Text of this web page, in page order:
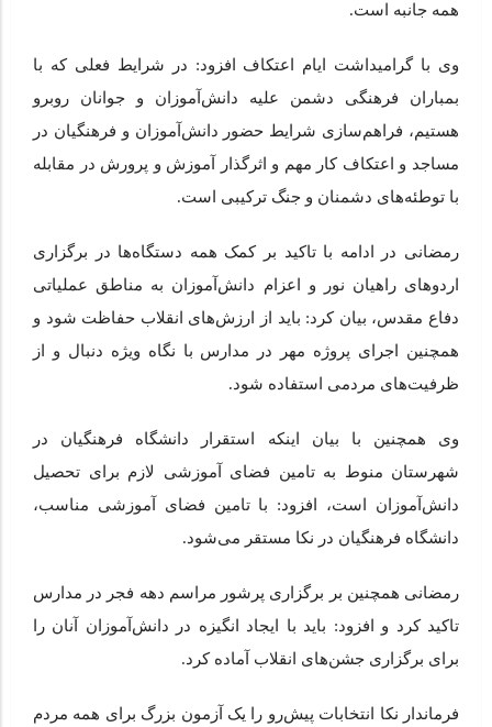
شهید امت
همه جانبه است.
وی با گرامیداشت ایام اعتکاف افزود: در شرایط فعلی که با
بمباران فرهنگی دشمن علیه دانش‌آموزان و جوانان روبرو
هستیم، فراهم‌سازی شرایط حضور دانش‌آموزان و فرهنگیان در
مساجد و اعتکاف کار مهم و اثرگذار آموزش و پرورش در مقابله
با توطئه‌های دشمنان و جنگ ترکیبی است.
رمضانی در ادامه با تاکید بر کمک همه دستگاه‌ها در برگزاری
اردوهای راهیان نور و اعزام دانش‌آموزان به مناطق عملیاتی
دفاع مقدس، بیان کرد: باید از ارزش‌های انقلاب حفاظت شود و
همچنین اجرای پروژه مهر در مدارس با نگاه ویژه دنبال و از
ظرفیت‌های مردمی استفاده شود.
وی همچنین با بیان اینکه استقرار دانشگاه‌ فرهنگیان در
شهرستان منوط به تامین فضای آموزشی لازم برای تحصیل
دانش‌آموزان است، افزود: با تامین فضای آموزشی مناسب،
دانشگاه فرهنگیان در نکا مستقر می‌شود.
رمضانی همچنین بر برگزاری پرشور مراسم دهه فجر در مدارس
تاکید کرد و افزود: باید با ایجاد انگیزه در دانش‌آموزان آنان را
برای برگزاری جشن‌های انقلاب آماده کرد.
فرماندار نکا انتخابات پیش‌رو را یک آزمون بزرگ برای همه مردم